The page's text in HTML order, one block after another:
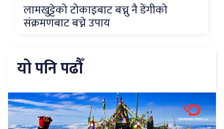
लामखुट्टेको टोकाइबाट बच्नु नै डेंगीको
संक्रमणबाट बच्ने उपाय
यो पनि पढौँ